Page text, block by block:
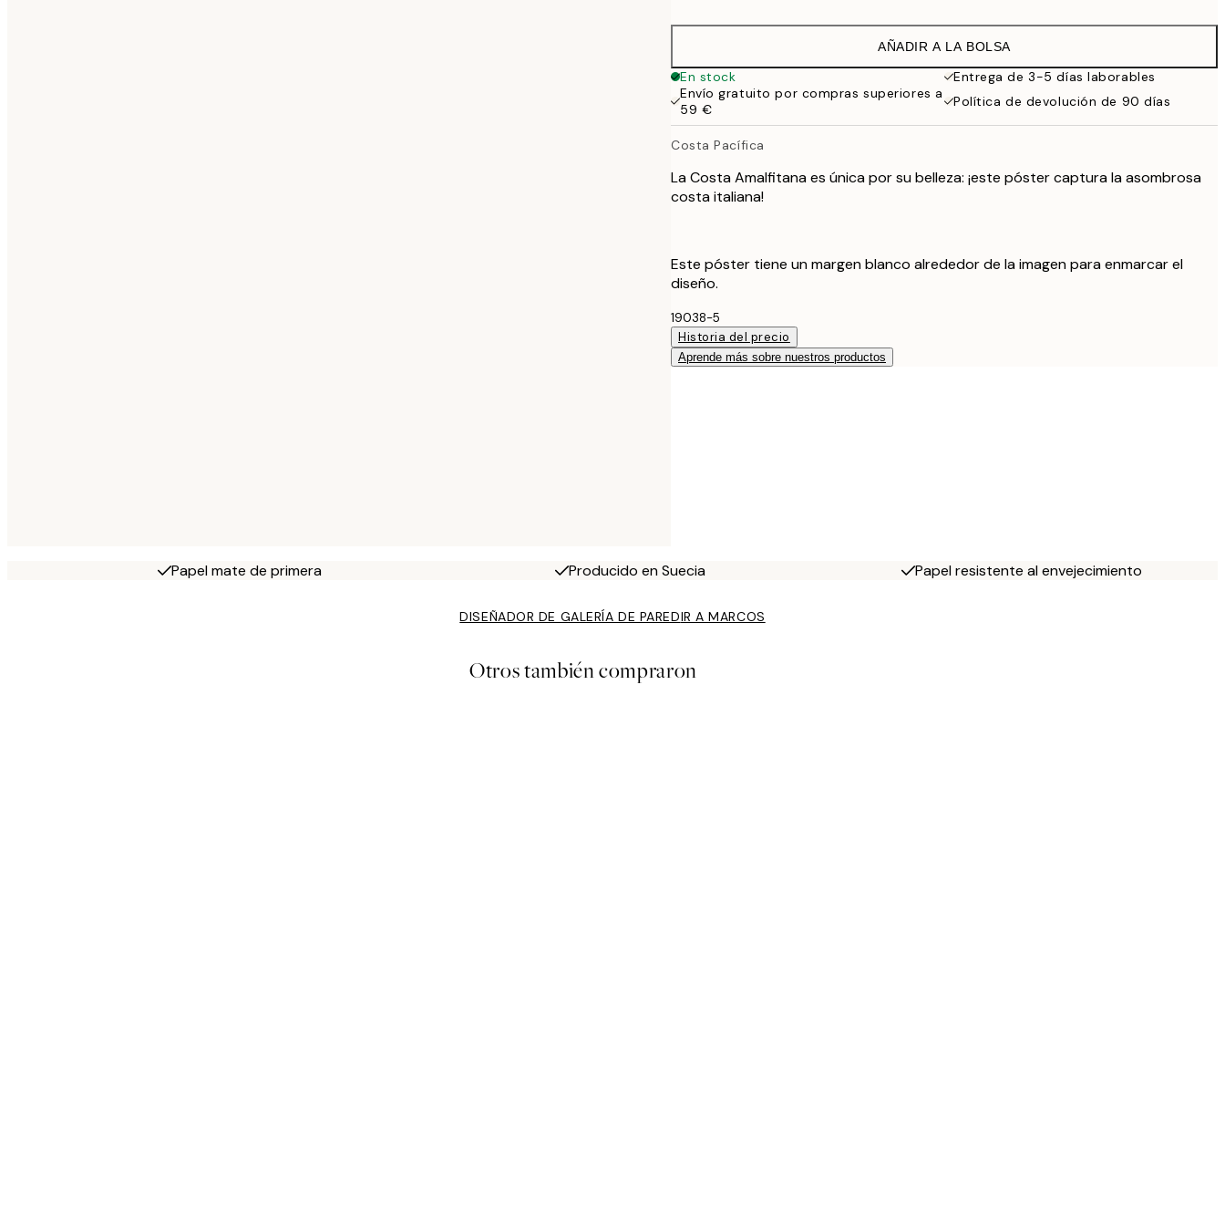
32,45 €
AÑADIR A LA BOLSA
En stock
Entrega de 3-5 días laborables
Envío gratuito por compras superiores a
59 €
Política de devolución de 90 días
Costa Pacífica
La Costa Amalfitana es única por su belleza: ¡este póster captura la asombrosa
costa italiana!
Este póster tiene un margen blanco alrededor de la imagen para enmarcar el
diseño.
19038-5
Historia del precio
Aprende más sobre nuestros productos
Papel mate de primera Producido en Suecia Papel resistente al envejecimiento
DISEÑADOR DE GALERÍA DE PAREDIR A MARCOS
Otros también compraron